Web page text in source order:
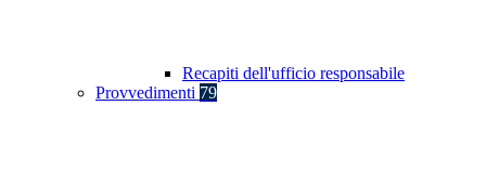
Recapiti dell'ufficio responsabile
Provvedimenti 79